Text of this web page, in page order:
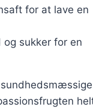
for at lave en
sukker for en